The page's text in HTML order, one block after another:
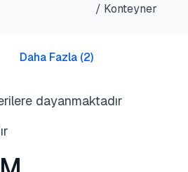
/ Konteyner
Daha Fazla (2)
dayanmaktadır